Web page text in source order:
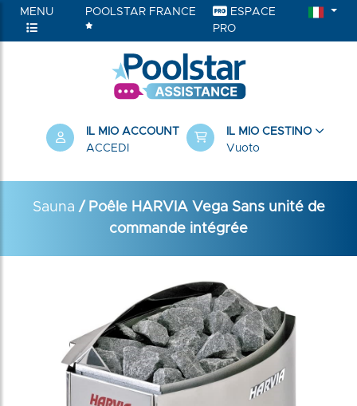
MENU POOLSTAR FRANCE
ESPACE
PRO
IL MIO ACCOUNT
ACCEDI
IL MIO CESTINO
Vuoto
Sauna / Poêle HARVIA Vega Sans unité de
commande intégrée